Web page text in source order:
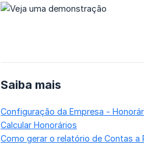
Saiba mais
Configuração da Empresa -
Calcular Honorários
Como gerar o relatório de Contas a